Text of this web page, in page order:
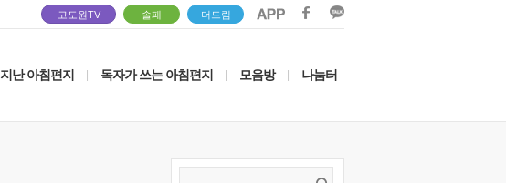
고도원TV 솔패 더드림
지난 아침편지 독자가 쓰는 아침편지 모음방 나눔터